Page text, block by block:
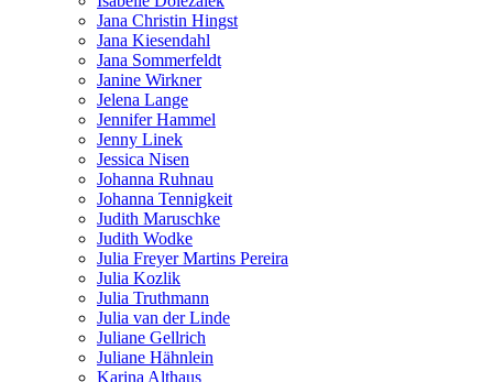
Jana Christin Hingst
Jana Kiesendahl
Jana Sommerfeldt
Janine Wirkner
Jelena Lange
Jennifer Hammel
Jenny Linek
Jessica Nisen
Johanna Ruhnau
Johanna Tennigkeit
Judith Maruschke
Judith Wodke
Julia Freyer Martins Pereira
Julia Kozlik
Julia Truthmann
Julia van der Linde
Juliane Gellrich
Juliane Hähnlein
Karina Althaus